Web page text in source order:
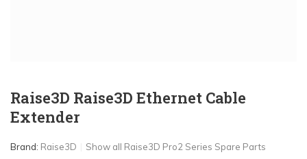
Raise3D Raise3D Ethernet Cable
Extender
Brand: Raise3D Show all Raise3D Pro2 Series Spare Parts